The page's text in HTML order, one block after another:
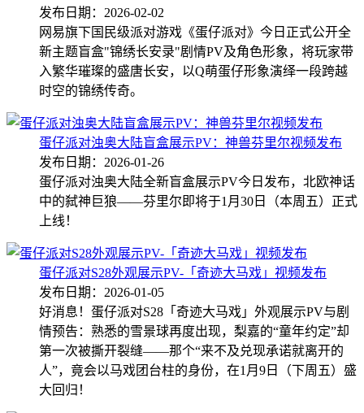
发布日期：2026-02-02
网易旗下国民级派对游戏《蛋仔派对》今日正式公开全
新主题盲盒"锦绣长安录"剧情PV及角色形象，将玩家带
入繁华璀璨的盛唐长安，以Q萌蛋仔形象演绎一段跨越
时空的锦绣传奇。
蛋仔派对浊奥大陆盲盒展示PV：神兽芬里尔视频发布
发布日期：2026-01-26
蛋仔派对浊奥大陆全新盲盒展示PV今日发布，北欧神话
中的弑神巨狼——芬里尔即将于1月30日（本周五）正式
上线！
蛋仔派对S28外观展示PV-「奇迹大马戏」视频发布
发布日期：2026-01-05
好消息！蛋仔派对S28「奇迹大马戏」外观展示PV与剧
情预告：熟悉的雪景球再度出现，梨嘉的“童年约定”却
第一次被撕开裂缝——那个“来不及兑现承诺就离开的
人”，竟会以马戏团台柱的身份，在1月9日（下周五）盛
大回归！